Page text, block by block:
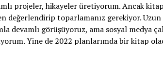
projeler, hikayeler üretiyorum. Ancak
değerlendirip toparlamanız gerekiyor.
devamlı görüşüyoruz, ama sosyal medya
Yine de 2022 planlarımda bir kitap